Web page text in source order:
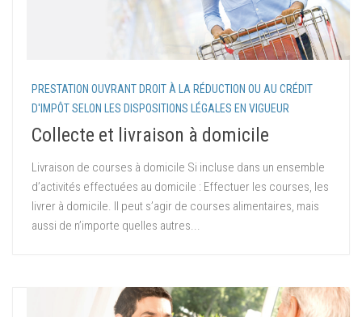
PRESTATION OUVRANT DROIT À LA RÉDUCTION OU AU CRÉDIT
D'IMPÔT SELON LES DISPOSITIONS LÉGALES EN VIGUEUR
Collecte et livraison à domicile
Livraison de courses à domicile Si incluse dans un ensemble
d’activités effectuées au domicile : Effectuer les courses, les
livrer à domicile. Il peut s’agir de courses alimentaires, mais
aussi de n’importe quelles autres...